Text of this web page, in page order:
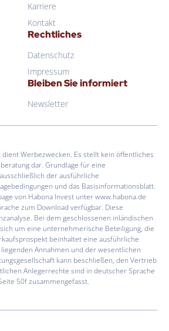
Karriere
Kontakt
Rechtliches
Datenschutz
Impressum
Bleiben Sie informiert
Newsletter
Werbezwecken. Es stellt kein öffentliches
dar. Grundlage für eine
der ausführliche
und das Basisinformationsblatt.
von Habona Invest unter www.habona.de
zum Download verfügbar. Diese
Bei dem geschlossenen inländischen
um eine unternehmerische Beteiligung, die
beinhaltet eine ausführliche
Annahmen und der wesentlichen
kann beschließen, den Vertrieb
Anlegerrechte sind in deutscher Sprache
50f zusammengefasst.